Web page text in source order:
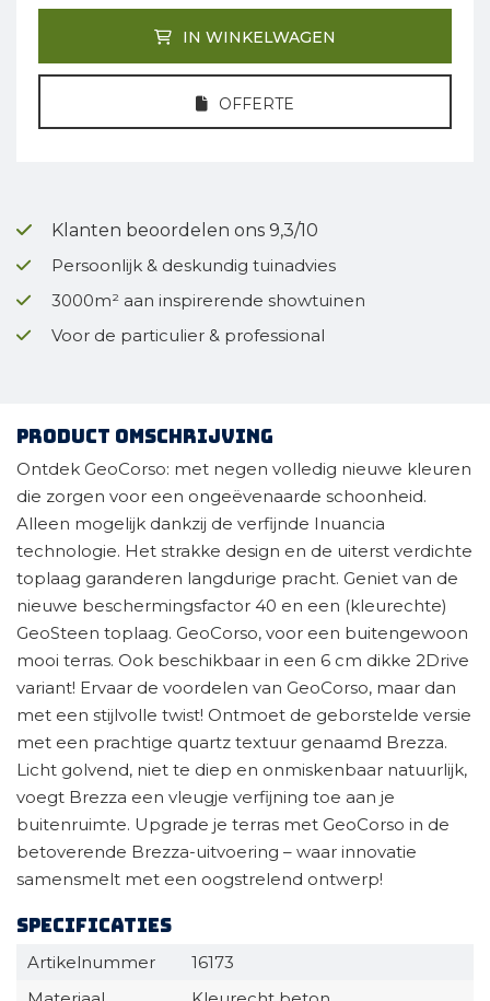
IN WINKELWAGEN
OFFERTE
Klanten beoordelen ons 9,3/10
Persoonlijk & deskundig tuinadvies
3000m² aan inspirerende showtuinen
Voor de particulier & professional
Product omschrijving
Ontdek GeoCorso: met negen volledig nieuwe kleuren
die zorgen voor een ongeëvenaarde schoonheid.
Alleen mogelijk dankzij de verfijnde Inuancia
technologie. Het strakke design en de uiterst verdichte
toplaag garanderen langdurige pracht. Geniet van de
nieuwe beschermingsfactor 40 en een (kleurechte)
GeoSteen toplaag. GeoCorso, voor een buitengewoon
mooi terras. Ook beschikbaar in een 6 cm dikke 2Drive
variant! Ervaar de voordelen van GeoCorso, maar dan
met een stijlvolle twist! Ontmoet de geborstelde versie
met een prachtige quartz textuur genaamd Brezza.
Licht golvend, niet te diep en onmiskenbaar natuurlijk,
voegt Brezza een vleugje verfijning toe aan je
buitenruimte. Upgrade je terras met GeoCorso in de
betoverende Brezza-uitvoering – waar innovatie
samensmelt met een oogstrelend ontwerp!
Specificaties
Artikelnummer
16173